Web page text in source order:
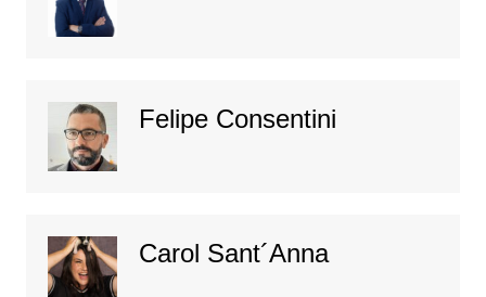
Felipe Consentini
Carol Sant´Anna